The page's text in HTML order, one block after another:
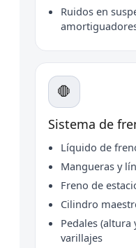
Ruidos en
🛑
Sistema de
Líquido de
Mangueras y
Freno de
Cilindro
Pedales (altura
varillajes